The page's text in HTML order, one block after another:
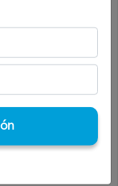
de 30 días
o rechazan tu
ofrecerán una
tu
E